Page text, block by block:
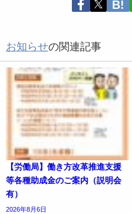
お知らせの関連記事
【労働局】働き方改革推進支援
等各種助成金のご案内（説明会
有）
2026年8月6日